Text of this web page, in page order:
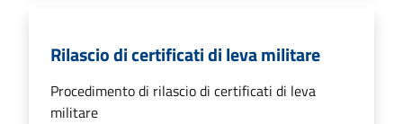
Rilascio di certificati di leva militare
Procedimento di rilascio di certificati di leva
militare